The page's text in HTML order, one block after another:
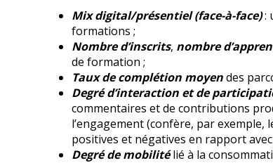
Mix digital/présentiel (face-à-face):
formations ;
Nombre d’inscrits, nombre
de formation ;
Taux de complétion moyendes
Degré d’interaction et de
commentaires et de contributions
l’engagement (confère, par exemple,
positives et négatives en rapport
Degré de mobilitélié à la